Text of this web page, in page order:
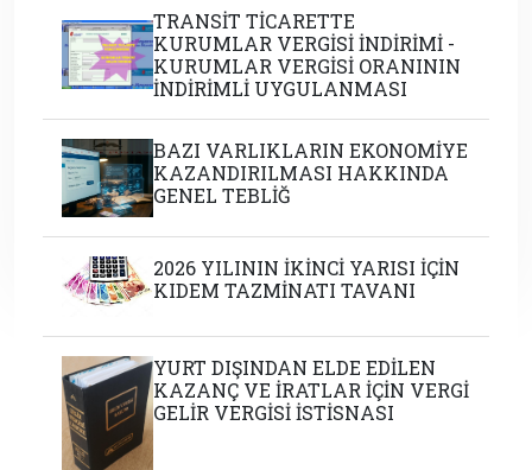
TRANSİT TİCARETTE
KURUMLAR VERGİSİ İNDİRİMİ -
KURUMLAR VERGİSİ ORANININ
İNDİRİMLİ UYGULANMASI
BAZI VARLIKLARIN EKONOMİYE
KAZANDIRILMASI HAKKINDA
GENEL TEBLİĞ
2026 YILININ İKİNCİ YARISI İÇİN
KIDEM TAZMİNATI TAVANI
YURT DIŞINDAN ELDE EDİLEN
KAZANÇ VE İRATLAR İÇİN VERGİ
GELİR VERGİSİ İSTİSNASI